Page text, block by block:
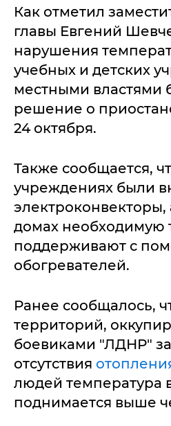
Как отметил
главы Евгений
нарушения
учебных и детских
местными властями
решение о
24 октября.
Также сообщается,
учреждениях были
домах необходимую
поддерживают с
обогревателей.
Ранее сообщалось,
территорий,
боевиками "ЛДНР"
отсутствия
людей температура
поднимается выше